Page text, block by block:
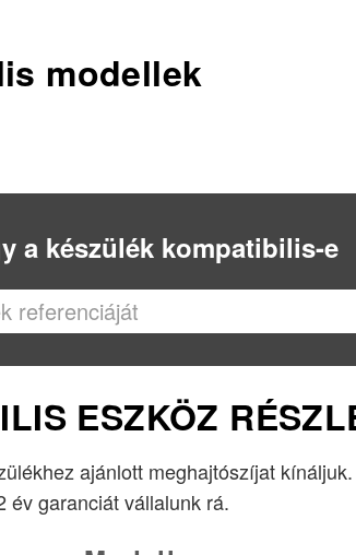
modellek
a készülék kompatibilis-e
ESZKÖZ
ajánlott meghajtószíjat
év garanciát vállalunk rá.